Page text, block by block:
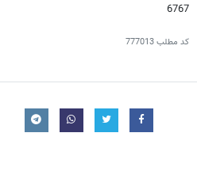
6767
کد مطلب777013